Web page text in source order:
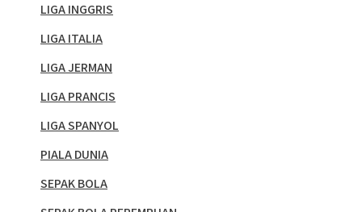
LIGA INGGRIS
LIGA ITALIA
LIGA JERMAN
LIGA PRANCIS
LIGA SPANYOL
PIALA DUNIA
SEPAK BOLA